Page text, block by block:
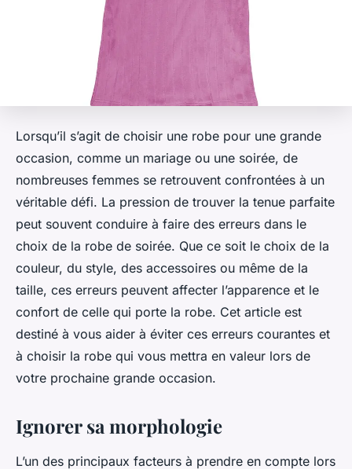
Lorsqu’il s’agit de choisir une robe pour une grande
occasion, comme un mariage ou une soirée, de
nombreuses femmes se retrouvent confrontées à un
véritable défi. La pression de trouver la tenue parfaite
peut souvent conduire à faire des erreurs dans le
choix de la robe de soirée. Que ce soit le choix de la
couleur, du style, des accessoires ou même de la
taille, ces erreurs peuvent affecter l’apparence et le
confort de celle qui porte la robe. Cet article est
destiné à vous aider à éviter ces erreurs courantes et
à choisir la robe qui vous mettra en valeur lors de
votre prochaine grande occasion.
Ignorer sa morphologie
L’un des principaux facteurs à prendre en compte lors